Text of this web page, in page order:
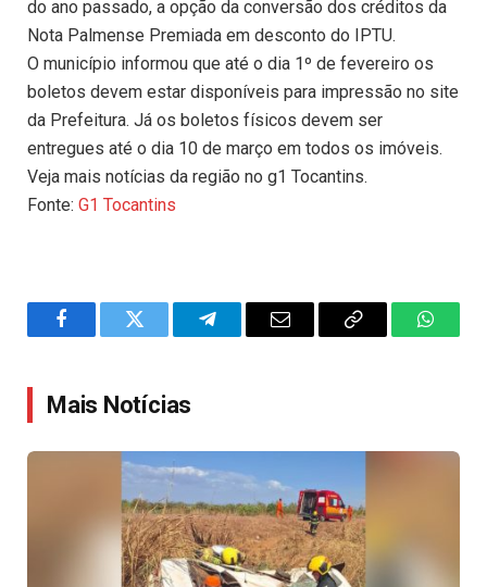
do ano passado, a opção da conversão dos créditos da
Nota Palmense Premiada em desconto do IPTU.
O município informou que até o dia 1º de fevereiro os
boletos devem estar disponíveis para impressão no site
da Prefeitura. Já os boletos físicos devem ser
entregues até o dia 10 de março em todos os imóveis.
Veja mais notícias da região no g1 Tocantins.
Fonte: G1 Tocantins
FacebookTwitter TelegramEmail
Copy
Mais Notícias